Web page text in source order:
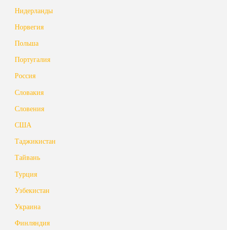
Нидерланды
Норвегия
Польша
Португалия
Россия
Словакия
Словения
США
Таджикистан
Тайвань
Турция
Узбекистан
Украина
Финляндия